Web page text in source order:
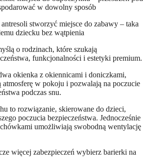
w dowolny sposób
stworzyć miejsce do zabawy – taka
dziecku bez wątpienia
o rodzinach, które szukają
funkcjonalności i estetyki premium.
okienka z okiennicami i doniczkami,
w pokoju i pozwalają na poczucie
podczas snu.
to rozwiązanie, skierowane do dzieci,
poczucia bezpieczeństwa. Jednocześnie
umożliwiają swobodną wentylację
więcej zabezpieczeń wybierz barierki na